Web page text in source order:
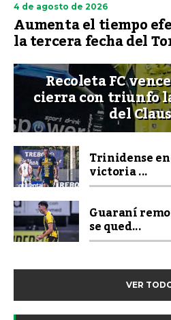
4 de agosto de 2026
Aumenta el tiempo
la tercera fecha del
Recoleta FC
cierra con triunfo
del
Trinidense
victoria ...
Guaraní
se qued...
VER